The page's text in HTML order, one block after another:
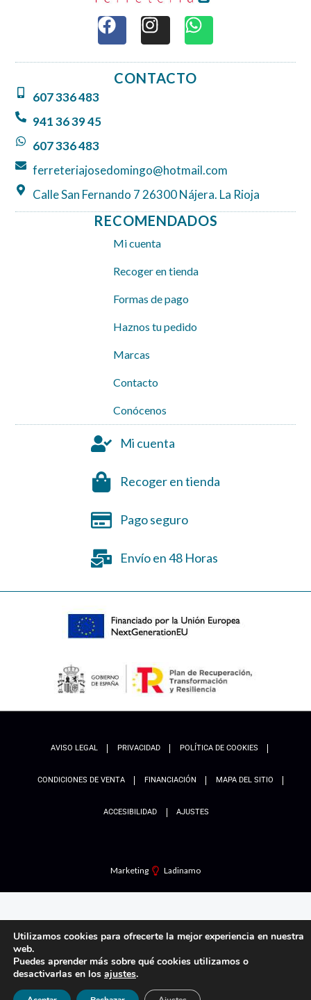
F
a
c
e
b
I
n
s
t
a
W
h
a
t
CONTACTO
607 336 483
941 36 39 45
607 336 483
ferreteriajosedomingo@hotmail.com
Calle San Fernando 7 26300 Nájera. La Rioja
RECOMENDADOS
Mi cuenta
Recoger en tienda
Formas de pago
Haznos tu pedido
Marcas
Contacto
Conócenos
Mi cuenta
Recoger en tienda
Pago seguro
Envío en 48 Horas
AVISO LEGAL PRIVACIDAD POLÍTICA DE COOKIES
CONDICIONES DE VENTA FINANCIACIÓN MAPA DEL SITIO
ACCESIBILIDAD AJUSTES
Marketing Ladinamo
Utilizamos cookies para ofrecerte la mejor experiencia en nuestra
web.
Puedes aprender más sobre qué cookies utilizamos o
desactivarlas en los ajustes.